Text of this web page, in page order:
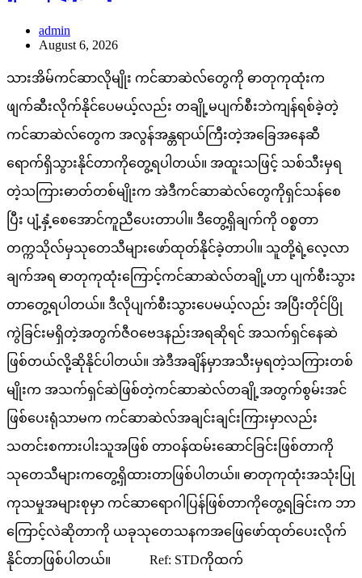
admin
August 6, 2026
သားအိမ်ကင်ဆာလိုမျိုး ကင်ဆာဆဲလ်တွေကို ဓာတုကုထုံးက
ဖျက်ဆီးလိုက်နိုင်ပေမယ့်လည်း တချို့မပျက်စီးဘဲကျန်ရစ်ခဲ့တဲ့
ကင်ဆာဆဲလ်တွေက အလွန်အန္တရာယ်ကြီးတဲ့အခြေအနေဆီ
ရောက်ရှိသွားနိုင်တာကိုတွေ့ရပါတယ်။ အထူးသဖြင့် သစ်သီးမှရ
တဲ့သကြားဓာတ်တစ်မျိုးက အဲဒီကင်ဆာဆဲလ်တွေကိုရှင်သန်စေ
ပြီး ပျံ့နှံ့စေအောင်ကူညီပေးတာပါ။ ဒီတွေ့ရှိချက်ကို ဝစ္စတာ
တက္ကသိုလ်မှသုတေသီများဖော်ထုတ်နိုင်ခဲ့တာပါ။ သူတို့ရဲ့လေ့လာ
ချက်အရ ဓာတုကုထုံးကြောင့်ကင်ဆာဆဲလ်တချို့ဟာ ပျက်စီးသွား
တာတွေ့ရပါတယ်။ ဒီလိုပျက်စီးသွားပေမယ့်လည်း အပြီးတိုင်ပြို
ကွဲခြင်းမရှိတဲ့အတွက်ဇီဝဗေဒနည်းအရဆိုရင် အသက်ရှင်နေဆဲ
ဖြစ်တယ်လို့ဆိုနိုင်ပါတယ်။ အဲဒီအချိန်မှာအသီးမှရတဲ့သကြားတစ်
မျိုးက အသက်ရှင်ဆဲဖြစ်တဲ့ကင်ဆာဆဲလ်တချို့အတွက်စွမ်းအင်
ဖြစ်ပေးရုံသာမက ကင်ဆာဆဲလ်အချင်းချင်းကြားမှာလည်း
သတင်းစကားပါးသူအဖြစ် တာဝန်ထမ်းဆောင်ခြင်းဖြစ်တာကို
သုတေသီများကတွေ့ရှိထားတာဖြစ်ပါတယ်။ ဓာတုကုထုံးအသုံးပြု
ကုသမှုအများစုမှာ ကင်ဆာရောဂါပြန်ဖြစ်တာကိုတွေ့ရခြင်းက ဘာ
ကြောင့်လဲဆိုတာကို ယခုသုတေသနကအဖြေဖော်ထုတ်ပေးလိုက်
နိုင်တာဖြစ်ပါတယ်။ Ref: STDကိုထက်